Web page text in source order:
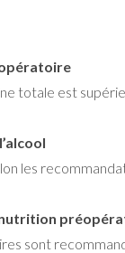
totale est
les
sont